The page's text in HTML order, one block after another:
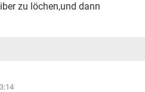
zu löchen,und dann